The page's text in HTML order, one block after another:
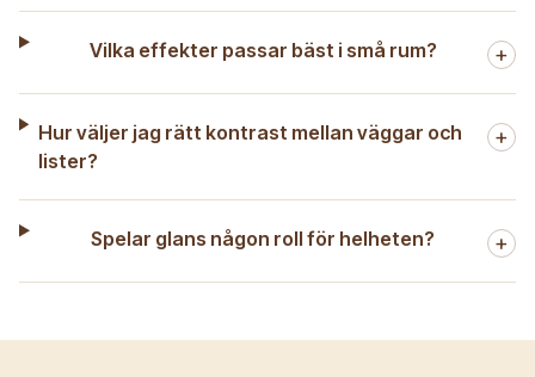
Vilka effekter passar bäst i små rum? +
Hur väljer jag rätt kontrast mellan väggar och
lister?
+
Spelar glans någon roll för helheten? +